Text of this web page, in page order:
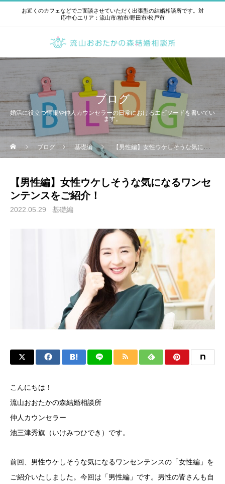
お近くのカフェなどでご面談させていただく出張型の結婚相談所です。対
応中心エリア：流山市/柏市/野田市/松戸市
ブログ
婚活に役立つ情報や仲人カウンセラーの日常におけるエピソードを書いてい
ます。
ブログ 基礎編 【男性編】女性ウケしそうな気になるワンセンテンスをご紹介！
【男性編】女性ウケしそうな気になるワンセ
ンテンスをご紹介！
2022.05.29 基礎編
こんにちは！
流山おおたかの森結婚相談所
仲人カウンセラー
池三津秀旗（いけみつひでき）です。
前回、男性ウケしそうな気になるワンセンテンスの「女性編」を
ご紹介いたしました。今回は「男性編」です。男性の皆さんも自